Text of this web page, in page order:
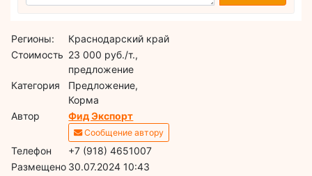
Регионы:
Краснодарский край
Стоимость 23 000 руб./т.,
предложение
Категория
Предложение,
Корма
Автор
Фид Экспорт
Сообщение автору
Телефон
+7 (918) 4651007
Размещено 30.07.2024 10:43